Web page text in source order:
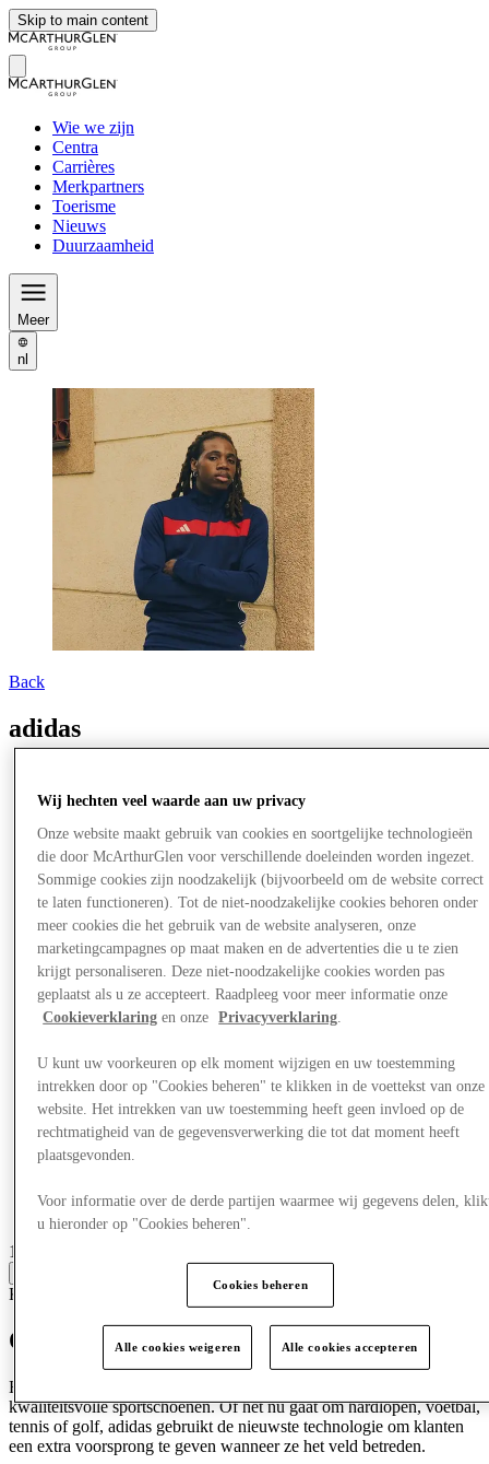
Skip to main content
Wie we zijn
Centra
Carrières
Merkpartners
Toerisme
Nieuws
Duurzaamheid
Meer
nl
Back
adidas
19 centres with stores
Kleding Sportkleding
Ontdek adidas
Het adidas-logo wordt wereldwijd erkend als een symbool van
kwaliteitsvolle sportschoenen. Of het nu gaat om hardlopen, voetbal,
tennis of golf, adidas gebruikt de nieuwste technologie om klanten
een extra voorsprong te geven wanneer ze het veld betreden.
Wij hechten veel waarde aan uw privacy
Onze website maakt gebruik van cookies en soortgelijke technologieën
die door McArthurGlen voor verschillende doeleinden worden ingezet.
Sommige cookies zijn noodzakelijk (bijvoorbeeld om de website correct
te laten functioneren). Tot de niet-noodzakelijke cookies behoren onder
meer cookies die het gebruik van de website analyseren, onze
marketingcampagnes op maat maken en de advertenties die u te zien
krijgt personaliseren. Deze niet-noodzakelijke cookies worden pas
geplaatst als u ze accepteert. Raadpleeg voor meer informatie onze
Cookieverklaring en onze Privacyverklaring
U kunt uw voorkeuren op elk moment wijzigen en uw toestemming
intrekken door op "Cookies beheren" te klikken in de voettekst van onze
website. Het intrekken van uw toestemming heeft geen invloed op de
rechtmatigheid van de gegevensverwerking die tot dat moment heeft
plaatsgevonden.
Voor informatie over de derde partijen waarmee wij gegevens delen,
u hieronder op "Cookies beheren".
Cookies beheren
Alle cookies weigeren Alle cookies accepteren